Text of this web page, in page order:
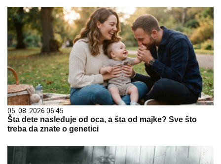
05. 08. 2026 06:45
Šta dete nasleđuje od oca, a šta od majke? Sve što
treba da znate o genetici